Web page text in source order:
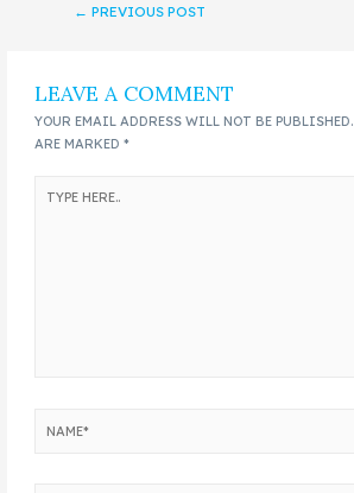
← PREVIOUS POST
LEAVE A COMMENT
YOUR EMAIL ADDRESS WILL NOT BE PUBLISHED.
ARE MARKED*